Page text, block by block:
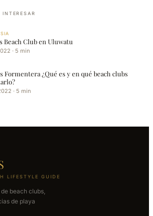
Beach Club en Uluwatu
· 5 min
Formentera ¿Qué es y en qué beach clubs
· 5 min
LIFESTYLE GUIDE
beach clubs,
de playa